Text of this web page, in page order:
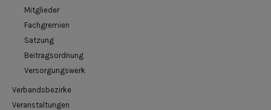
Mitglieder
Fachgremien
Satzung
Beitragsordnung
Versorgungswerk
Verbandsbezirke
Veranstaltungen